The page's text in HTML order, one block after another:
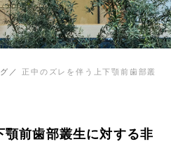
正中のズレを伴う上下顎前歯部叢
前歯部叢生に対する非